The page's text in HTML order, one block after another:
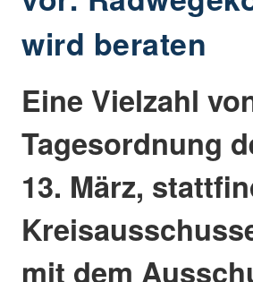
wird beraten
Eine Vielzahl
Tagesordnung
13. März,
mit dem